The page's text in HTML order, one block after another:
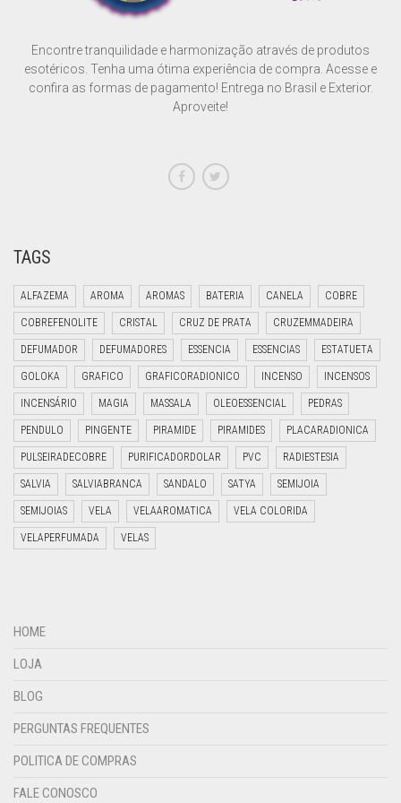
SÍMBOLO EGÍPCIO
Encontre tranquilidade e harmonização através de produtos
esotéricos. Tenha uma ótima experiência de compra. Acesse e
confira as formas de pagamento! Entrega no Brasil e Exterior.
Aproveite!
TAGS
ALFAZEMA AROMA AROMAS BATERIA CANELA COBRE
COBREFENOLITE CRISTAL CRUZ DE PRATA CRUZEMMADEIRA
DEFUMADOR DEFUMADORES ESSENCIA ESSENCIAS ESTATUETA
GOLOKA GRAFICO GRAFICORADIONICO INCENSO INCENSOS
INCENSÁRIO MAGIA MASSALA OLEOESSENCIAL PEDRAS
PENDULO PINGENTE PIRAMIDE PIRAMIDES PLACARADIONICA
PULSEIRADECOBRE PURIFICADORDOLAR PVC RADIESTESIA
SALVIA SALVIABRANCA SANDALO SATYA SEMIJOIA
SEMIJOIAS VELA VELAAROMATICA VELA COLORIDA
VELAPERFUMADA VELAS
HOME
LOJA
BLOG
PERGUNTAS FREQUENTES
POLITICA DE COMPRAS
FALE CONOSCO